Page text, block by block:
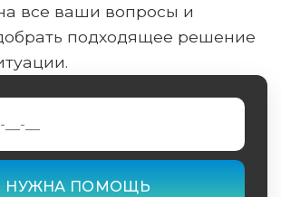
все ваши вопросы и
подходящее решение